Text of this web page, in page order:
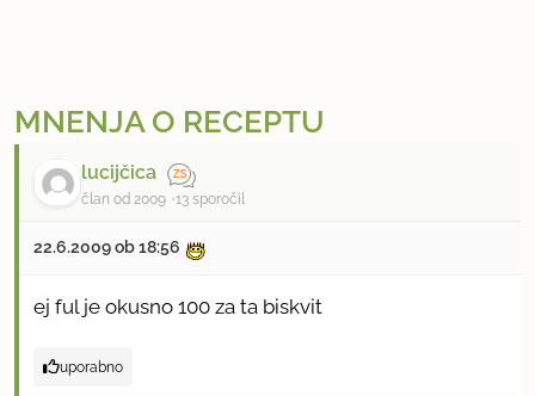
MNENJA O RECEPTU
lucijčica
član od 2009 13 sporočil
22.6.2009 ob 18:56
ej ful je okusno 100 za ta biskvit
uporabno